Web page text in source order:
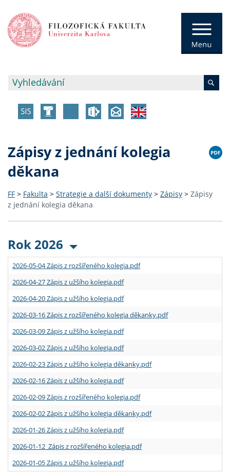
Zápisy z jednání kolegia
děkana
FF > Fakulta > Strategie a další dokumenty > Zápisy > Zápisy
z jednání kolegia děkana
Rok 2026
2026-05-04 Zápis z rozšířeného kolegia.pdf
2026-04-27 Zápis z užšího kolegia.pdf
2026-04-20 Zápis z užšího kolegia.pdf
2026-03-16 Zápis z rozšířeného kolegia děkanky.pdf
2026-03-09 Zápis z užšího kolegia.pdf
2026-03-02 Zápis z užšího kolegia.pdf
2026-02-23 Zápis z užšího kolegia děkanky.pdf
2026-02-16 Zápis z užšího kolegia.pdf
2026-02-09 Zápis z rozšířeného kolegia.pdf
2026-02-02 Zápis z užšího kolegia děkanky.pdf
2026-01-26 Zápis z užšího kolegia.pdf
2026-01-12 Zápis z rozšířeného kolegia.pdf
2026-01-05 Zápis z užšího kolegia.pdf